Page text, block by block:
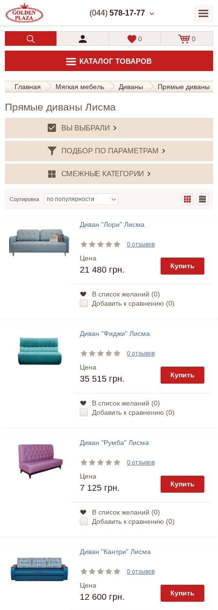
(044) 578-17-77
КАТАЛОГ ТОВАРОВ
0 0
Главная Мягкая мебель Диваны Прямые диваны
Прямые диваны Лисма
ВЫ ВЫБРАЛИ
ПОДБОР ПО ПАРАМЕТРАМ
СМЕЖНЫЕ КАТЕГОРИИ
Сортировка
Диван "Лори" Лисма
0 отзывов
Цена
21 480 грн. Купить
В список желаний (0)
Добавить к сравнению (0)
Диван "Фиджи" Лисма
0 отзывов
Цена
35 515 грн. Купить
В список желаний (0)
Добавить к сравнению (0)
Диван "Румба" Лисма
0 отзывов
Цена
7 125 грн. Купить
В список желаний (0)
Добавить к сравнению (0)
Диван "Кантри" Лисма
0 отзывов
Цена
12 600 грн. Купить